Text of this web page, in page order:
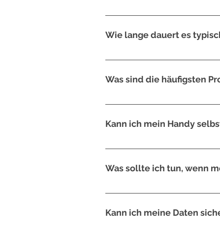
Das kann man pauschal nicht
Wie lange dauert es
Die Reparaturdauer hängt vom
Was sind die häufigsten
Typische Probleme sind
Kann ich mein Handy
In einigen Fällen ist DIY-Reparatur
Was sollte ich tun, wenn
Sofortiges Ausschalten des
Kann ich meine Daten